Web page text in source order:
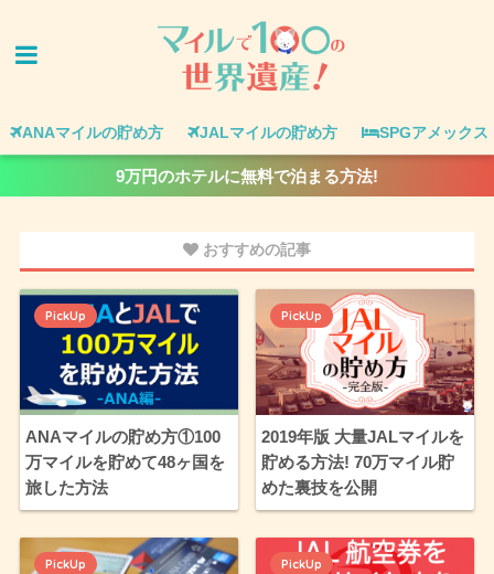
ANAマイルの貯め方 JALマイルの貯め方 SPGアメックス
9万円のホテルに無料で泊まる方法!
おすすめの記事
ANAマイルの貯め方①100
万マイルを貯めて48ヶ国を
旅した方法
PickUp
2019年版 大量JALマイルを
貯める方法! 70万マイル貯
めた裏技を公開
PickUp
PickUp PickUp